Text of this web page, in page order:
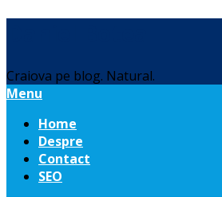
Craiova pe blog. Natural.
Menu
Home
Despre
Contact
SEO